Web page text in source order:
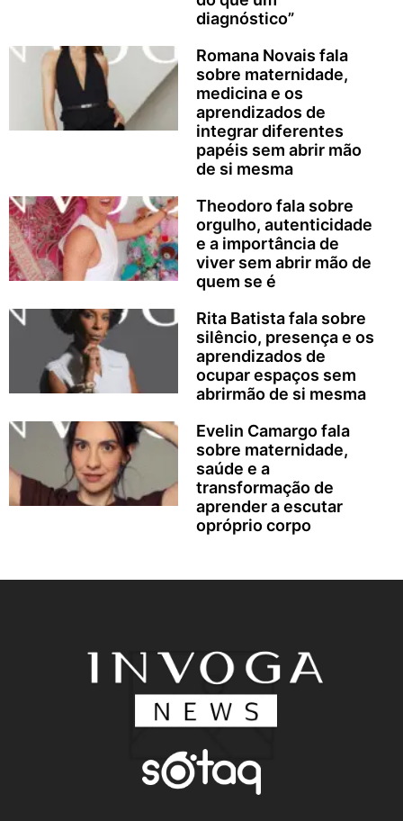
diagnóstico”
Romana Novais fala
sobre maternidade,
medicina e os
aprendizados de
integrar diferentes
papéis sem abrir mão
de si mesma
Theodoro fala sobre
orgulho, autenticidade
e a importância de
viver sem abrir mão de
quem se é
Rita Batista fala sobre
silêncio, presença e os
aprendizados de
ocupar espaços sem
abrirmão de si mesma
Evelin Camargo fala
sobre maternidade,
saúde e a
transformação de
aprender a escutar
opróprio corpo